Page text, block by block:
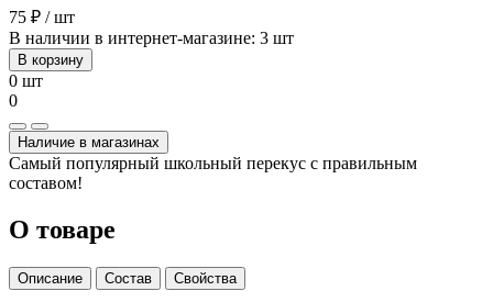
75 ₽ / шт
В наличии в интернет-магазине: 3 шт
В корзину
0 шт
0
Наличие в магазинах
Самый популярный школьный перекус с правильным
составом!
О товаре
Описание Состав Свойства